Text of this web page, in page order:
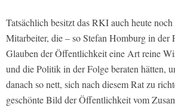
Tatsächlich besitzt das RKI auch heute
Mitarbeiter, die – so Stefan Homburg in der
Glauben der Öffentlichkeit eine Art reine
und die Politik in der Folge beraten hätten,
danach so nett, sich nach diesem Rat zu
geschönte Bild der Öffentlichkeit vom